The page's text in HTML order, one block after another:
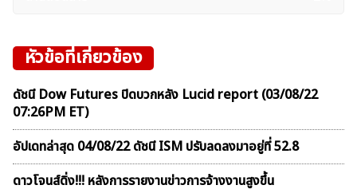
หัวข้อที่เกี่ยวข้อง
ดัชนี Dow Futures ปิดบวกหลัง Lucid report (03/08/22
07:26PM ET)
อัปเดทล่าสุด 04/08/22 ดัชนี ISM ปรับลดลงมาอยู่ที่ 52.8
ดาวโจนส์ดิ่ง!!! หลังการรายงานข่าวการจ้างงานสูงขึ้น